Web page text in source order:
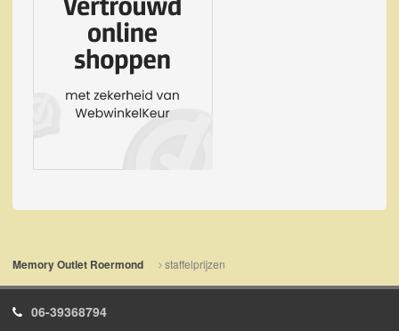
Memory Outlet Roermond staffelprijzen
06-39368794